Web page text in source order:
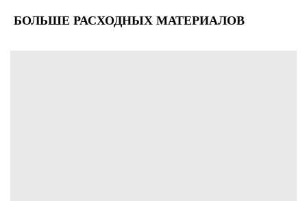
БОЛЬШЕ РАСХОДНЫХ МАТЕРИАЛОВ